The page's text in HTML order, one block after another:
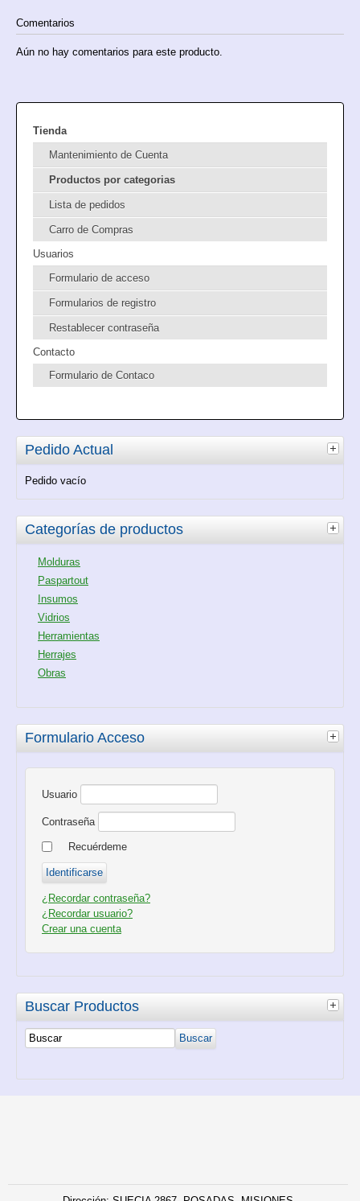
Comentarios
Aún no hay comentarios para este producto.
Tienda
Mantenimiento de Cuenta
Productos por categorias
Lista de pedidos
Carro de Compras
Usuarios
Formulario de acceso
Formularios de registro
Restablecer contraseña
Contacto
Formulario de Contaco
Pedido Actual
Pedido vacío
Categorías de productos
Molduras
Paspartout
Insumos
Vidrios
Herramientas
Herrajes
Obras
Formulario Acceso
Usuario
Contraseña
Recuérdeme
¿Recordar contraseña?
¿Recordar usuario?
Crear una cuenta
Buscar Productos